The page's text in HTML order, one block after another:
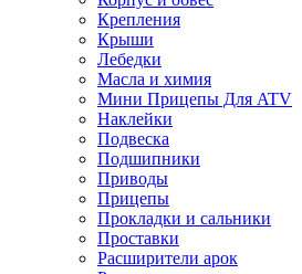
Крепления
Крыши
Лебедки
Масла и химия
Мини Прицепы Для ATV
Наклейки
Подвеска
Подшипники
Приводы
Прицепы
Прокладки и сальники
Проставки
Расширители арок